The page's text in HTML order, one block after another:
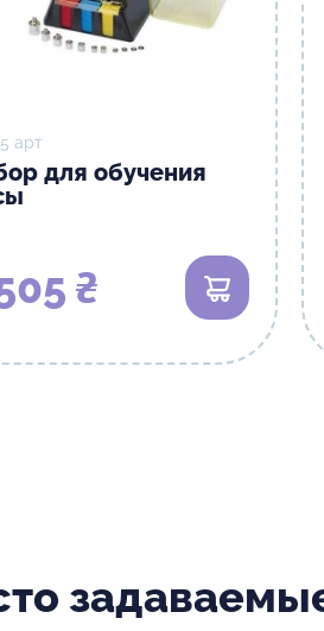
арт
для обучения
₴ В корзину